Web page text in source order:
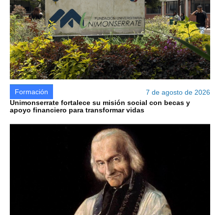
Formación
7 de agosto de 2026
Unimonserrate fortalece su misión social con becas y
apoyo financiero para transformar vidas